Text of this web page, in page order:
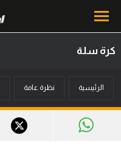
أخبار
كرة سلة
الرئيسية نظرة عامة